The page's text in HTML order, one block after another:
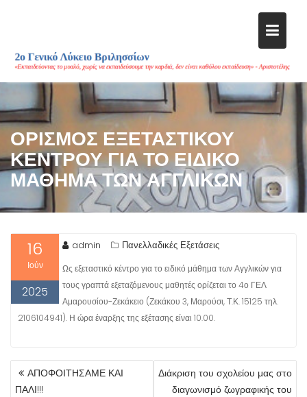
ΟΡΙΣΜΌΣ ΕΞΕΤΑΣΤΙΚΟΎ
ΚΈΝΤΡΟΥ ΓΙΑ ΤΟ ΕΙΔΙΚΌ
ΜΆΘΗΜΑ ΤΩΝ ΑΓΓΛΙΚΏΝ
16
Ιούν
2025
admin Πανελλαδικές Εξετάσεις
Ως εξεταστικό κέντρο για το ειδικό μάθημα των Αγγλικών για
τους γραπτά εξεταζόμενους μαθητές ορίζεται το 4ο ΓΕΛ
Αμαρουσίου-Ζεκάκειο (Ζεκάκου 3, Μαρούσι, Τ.Κ. 15125 τηλ.
2106104941). Η ώρα έναρξης της εξέτασης είναι 10.00.
ΠΛΟΉΓΗΣΗ
ΆΡΘΡΩΝ
ΑΠΟΦΟΙΤΗΣΑΜΕ ΚΑΙ
ΠΑΛΙ!!!
Διάκριση του σχολείου μας στο
διαγωνισμό ζωγραφικής του